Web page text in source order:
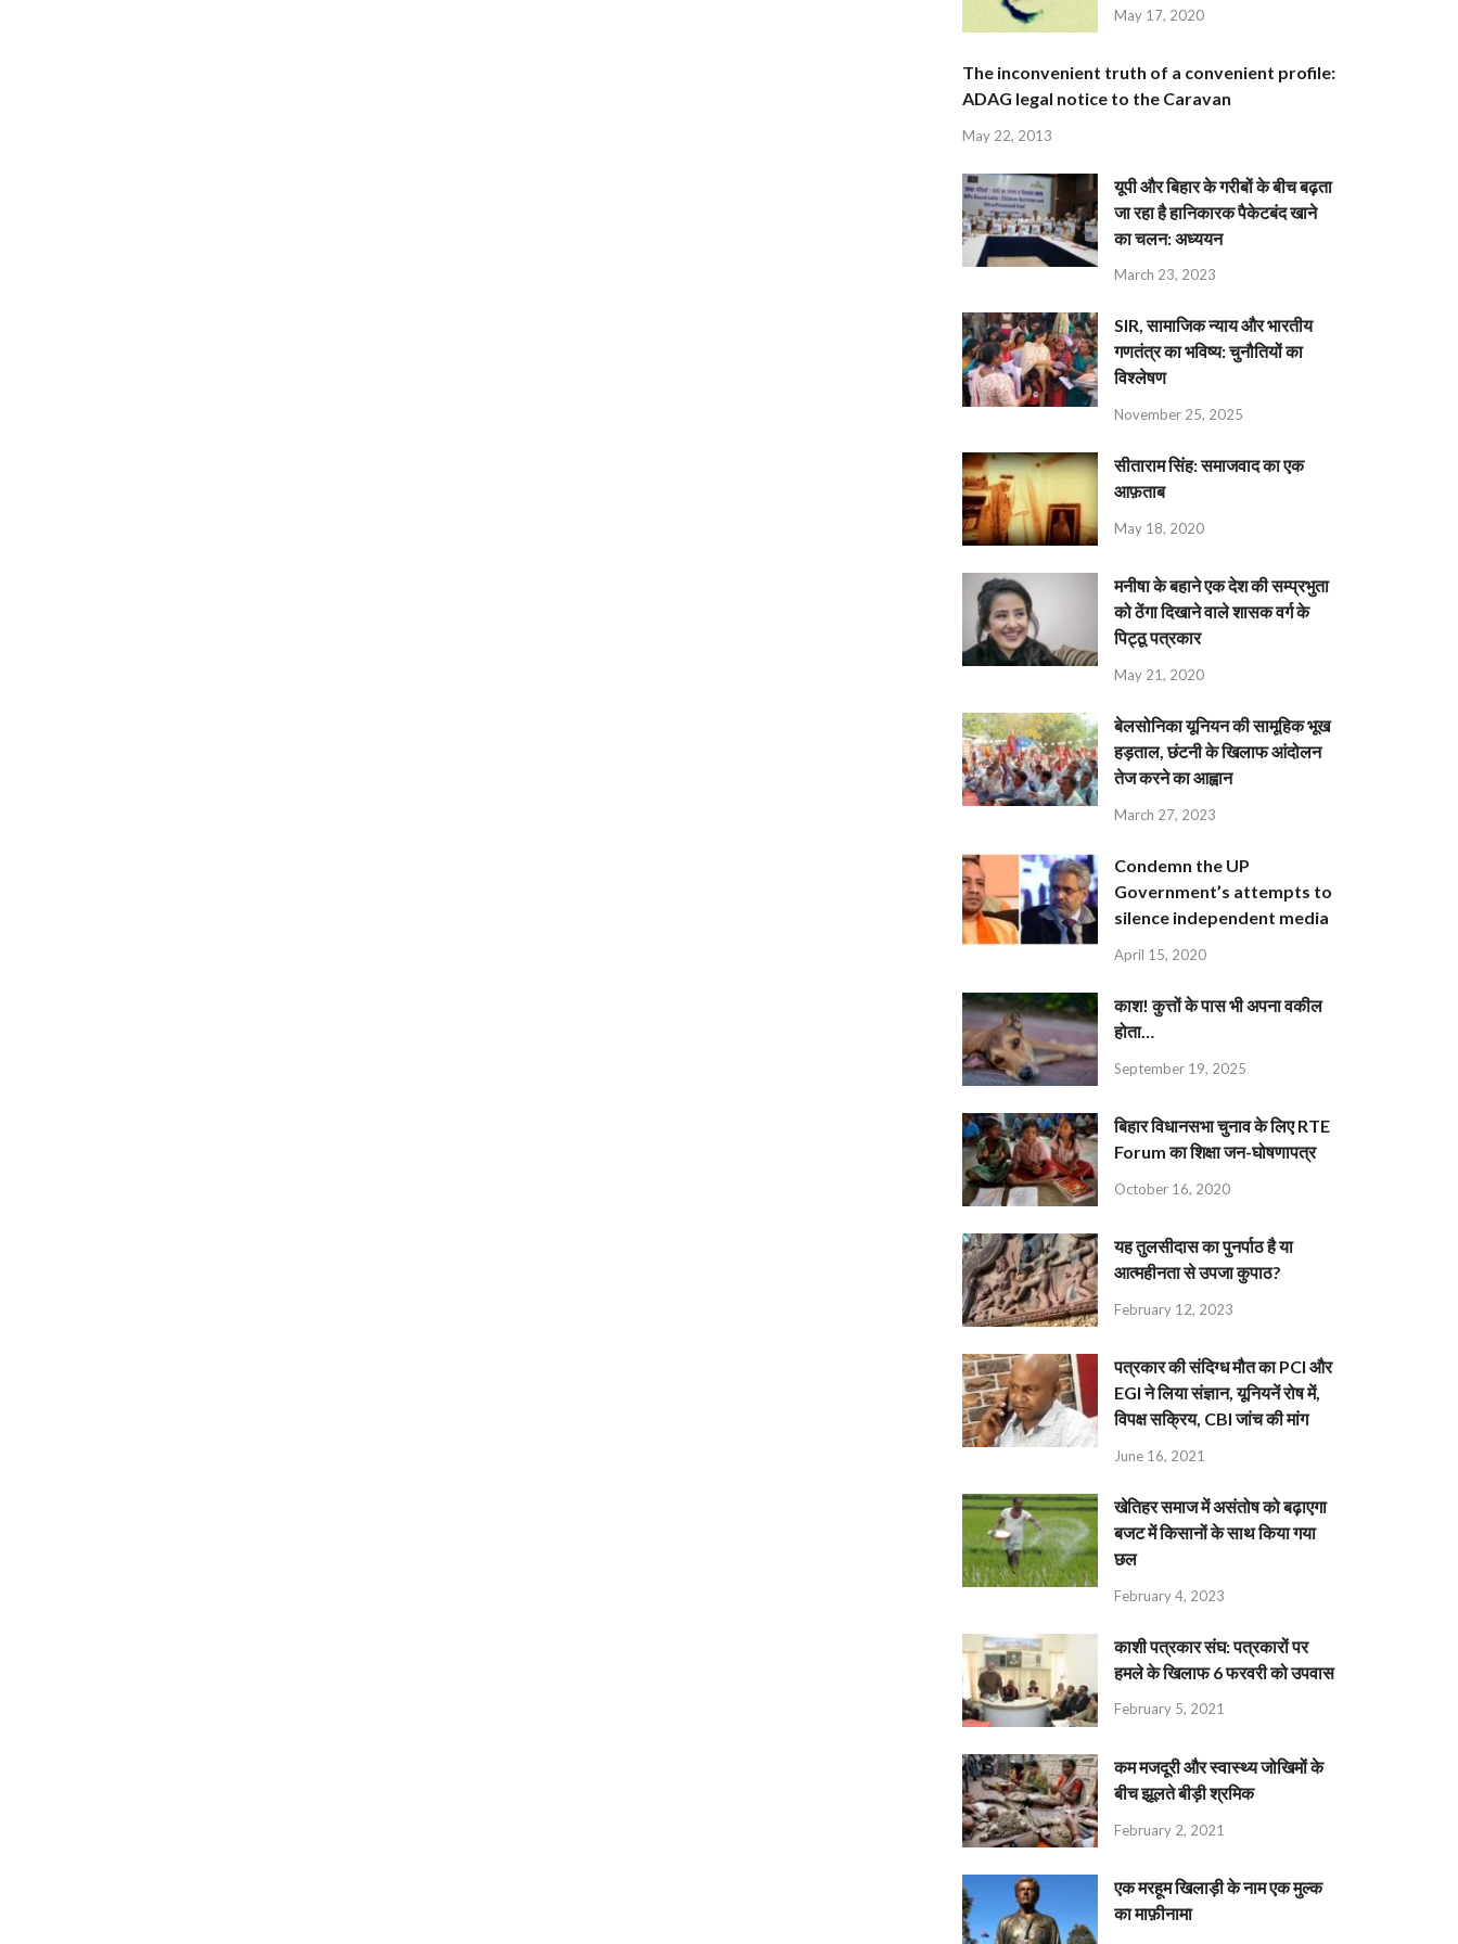
May 17, 2020
The inconvenient truth of a convenient profile:
ADAG legal notice to the Caravan
May 22, 2013
यूपी और बिहार के गरीबों के बीच बढ़ता
जा रहा है हानिकारक पैकेटबंद खाने
का चलन: अध्ययन
March 23, 2023
SIR, सामाजिक न्याय और भारतीय
गणतंत्र का भविष्य: चुनौतियों का
विश्लेषण
November 25, 2025
सीताराम सिंह: समाजवाद का एक
आफ़ताब
May 18, 2020
मनीषा के बहाने एक देश की सम्प्रभुता
को ठेंगा दिखाने वाले शासक वर्ग के
पिट्ठू पत्रकार
May 21, 2020
बेलसोनिका यूनियन की सामूहिक भूख
हड़ताल, छंटनी के खिलाफ आंदोलन
तेज करने का आह्वान
March 27, 2023
Condemn the UP
Government’s attempts to
silence independent media
April 15, 2020
काश! कुत्तों के पास भी अपना वकील
होता…
September 19, 2025
बिहार विधानसभा चुनाव के लिए RTE
Forum का शिक्षा जन-घोषणापत्र
October 16, 2020
यह तुलसीदास का पुनर्पाठ है या
आत्महीनता से उपजा कुपाठ?
February 12, 2023
पत्रकार की संदिग्ध मौत का PCI और
EGI ने लिया संज्ञान, यूनियनें रोष में,
विपक्ष सक्रिय, CBI जांच की मांग
June 16, 2021
खेतिहर समाज में असंतोष को बढ़ाएगा
बजट में किसानों के साथ किया गया
छल
February 4, 2023
काशी पत्रकार संघ: पत्रकारों पर
हमले के खिलाफ 6 फरवरी को उपवास
February 5, 2021
कम मजदूरी और स्वास्थ्य जोखिमों के
बीच झूलते बीड़ी श्रमिक
February 2, 2021
एक मरहूम खिलाड़ी के नाम एक मुल्क
का माफ़ीनामा